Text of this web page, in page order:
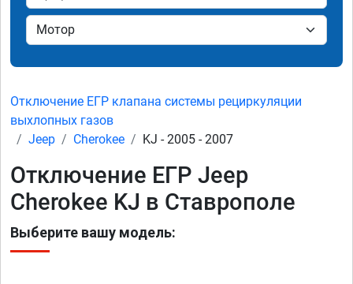
Отключение ЕГР клапана системы рециркуляции
выхлопных газов
Jeep
Cherokee KJ - 2005 - 2007
Отключение ЕГР Jeep
Cherokee KJ в Ставрополе
Выберите вашу модель: